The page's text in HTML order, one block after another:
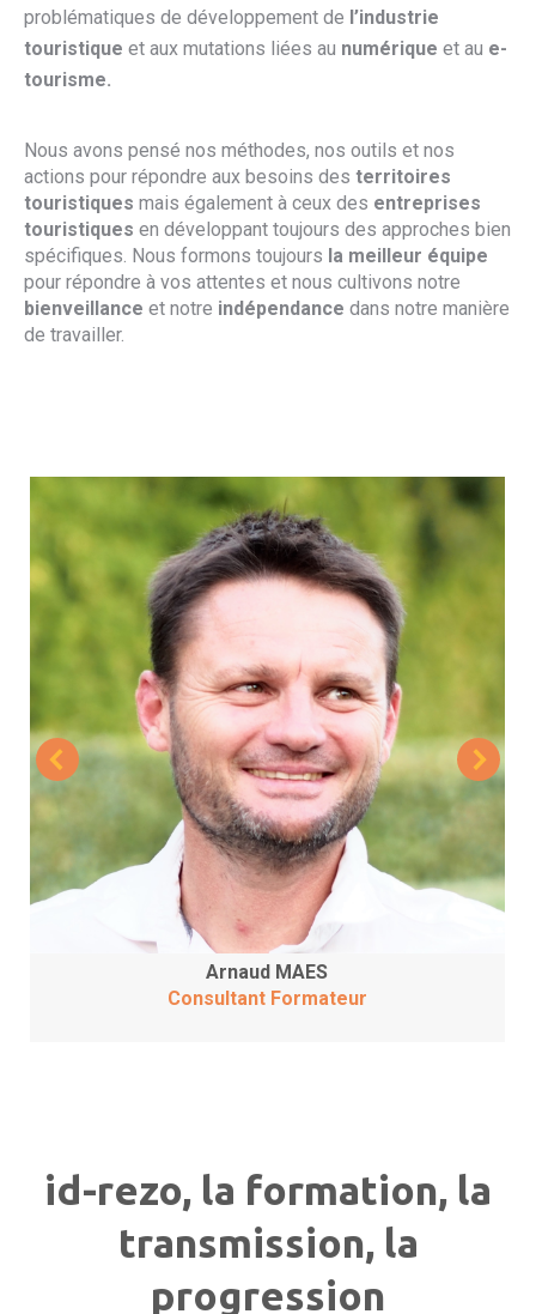
problématiques de développement de l’industrie
touristique et aux mutations liées au numérique et au e-
tourisme.
Nous avons pensé nos méthodes, nos outils et nos
actions pour répondre aux besoins des territoires
touristiques mais également à ceux des entreprises
touristiques en développant toujours des approches bien
spécifiques. Nous formons toujours la meilleur équipe
pour répondre à vos attentes et nous cultivons notre
bienveillance et notre indépendance dans notre manière
de travailler.
Arnaud MAES
Consultant Formateur
id-rezo, la formation, la
transmission, la
progression